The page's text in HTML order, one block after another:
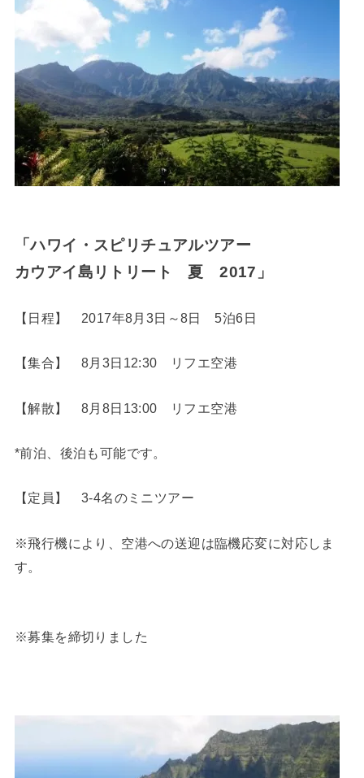
「ハワイ・スピリチュアルツアー
カウアイ島リトリート 夏 2017」
【日程】 2017年8月3日～8日 5泊6日
【集合】 8月3日12:30 リフエ空港
【解散】 8月8日13:00 リフエ空港
*前泊、後泊も可能です。
【定員】 3-4名のミニツアー
※飛行機により、空港への送迎は臨機応変に対応しま
す。
※募集を締切りました